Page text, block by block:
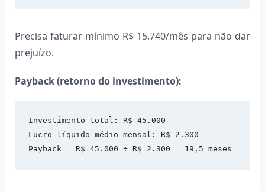
Precisa faturar mínimo R$ 15.740/mês para não dar
prejuízo.
Payback (retorno do investimento):
Investimento total: R$ 45.000
Lucro líquido médio mensal: R$ 2.300
Payback = R$ 45.000 ÷ R$ 2.300 = 19,5 meses